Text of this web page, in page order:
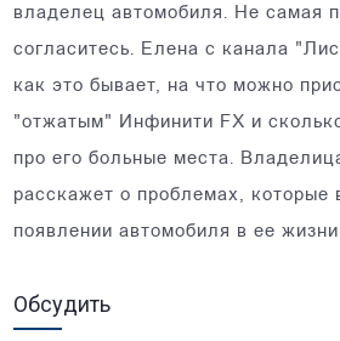
владелец автомобиля. Не самая
согласитесь. Елена с канала
как это бывает, на что можно
"отжатым" Инфинити FX и
про его больные места.
расскажет о проблемах, которые
появлении автомобиля в ее
Обсудить